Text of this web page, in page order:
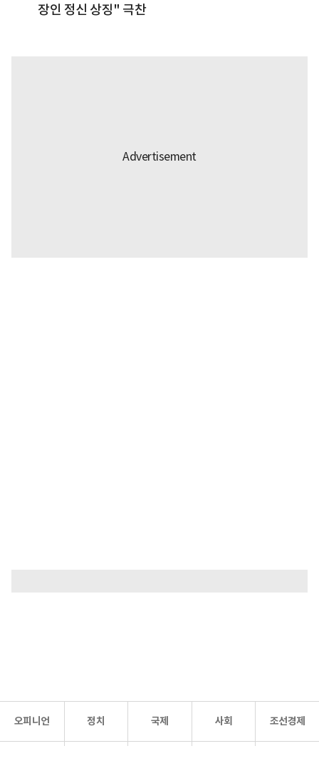
장인 정신 상징" 극찬
오피니언 정치 국제 사회 조선경제